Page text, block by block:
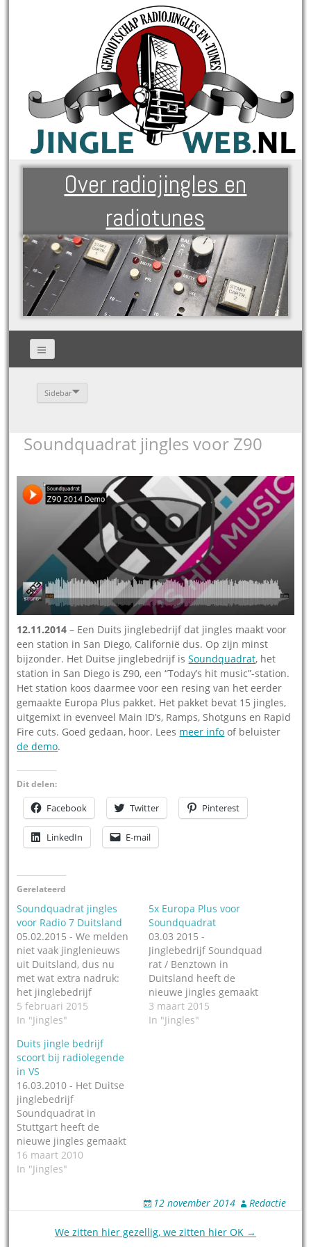
Over radiojingles en
radiotunes
Sidebar
Soundquadrat jingles voor Z90
12.11.2014 – Een Duits jinglebedrijf dat jingles maakt voor
een station in San Diego, Californië dus. Op zijn minst
bijzonder. Het Duitse jinglebedrijf isSoundquadrat, het
station in San Diego is Z90, een “Today’s hit music”-station.
Het station koos daarmee voor een resing van het eerder
gemaakte Europa Plus pakket. Het pakket bevat 15 jingles,
uitgemixt in evenveel Main ID’s, Ramps, Shotguns en Rapid
Fire cuts. Goed gedaan, hoor. Lees meer info of beluister
de demo.
Dit delen:
Facebook Twitter Pinterest
LinkedIn E-mail
Gerelateerd
Soundquadrat jingles
voor Radio 7 Duitsland
05.02.2015 - We melden
niet vaak jinglenieuws
uit Duitsland, dus nu
met wat extra nadruk:
het jinglebedrijf
Soundquadrat in
Stuttgart heeft de
mogen maken voor
Radio 7 in Duitsland.
Da's een radiostation
met nieuws, weer en
verkeer. Het gaat
daarom ook voornamelijk
om instrumentale jingles
met veel bedjes en…
5 februari 2015
In "Jingles"
5x Europa Plus voor
Soundquadrat
03.03 2015 -
Jinglebedrijf Soundquad
rat / Benztown in
Duitsland heeft de
nieuwe jingles gemaakt
voor Europa Plus in
Moskou. Dat is het
3 maart 2015
In "Jingles"
Duits jingle bedrijf
scoort bij radiolegende
in VS
16.03.2010 - Het Duitse
jinglebedrijf
Soundquadrat in
Stuttgart heeft de
nieuwe jingles gemaakt
voor radiolegende
Charlie Tuna. De jingles
maart 2010 op meer dan
16 maart 2010
In "Jingles"
12 november 2014 Redactie
We zitten hier gezellig, we zitten hier OK →